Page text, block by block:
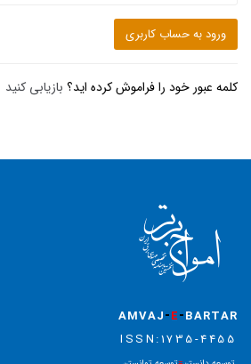
ورود به حساب کاربری
کلمه عبور خود را فراموش کرده اید؟ بازیابی کنید
AMVAJ-E-BARTAR
ISSN:1735-4455